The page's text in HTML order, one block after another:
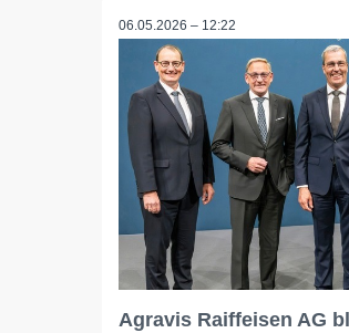
06.05.2026 – 12:22
Agravis Raiffeisen AG